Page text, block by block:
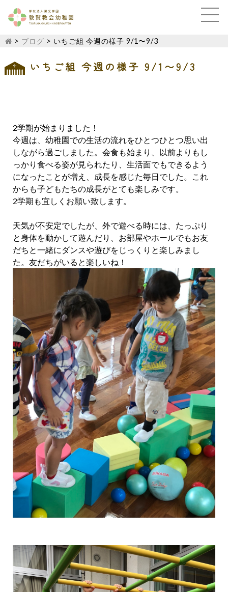
> ブログ > いちご組 今週の様子 9/1〜9/3
いちご組 今週の様子 9/1〜9/3
2学期が始まりました！
今週は、幼稚園での生活の流れをひとつひとつ思い出
しながら過ごしました。会食も始まり、以前よりもし
っかり食べる姿が見られたり、生活面でもできるよう
になったことが増え、成長を感じた毎日でした。これ
からも子どもたちの成長がとても楽しみです。
2学期も宜しくお願い致します。
天気が不安定でしたが、外で遊べる時には、たっぷり
と身体を動かして遊んだり、お部屋やホールでもお友
だちと一緒にダンスや遊びをじっくりと楽しみまし
た。友だちがいると楽しいね！